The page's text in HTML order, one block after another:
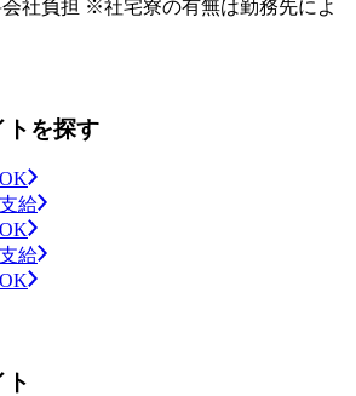
社負担 ※社宅寮の有無は勤務先によ
トを探す
給
給